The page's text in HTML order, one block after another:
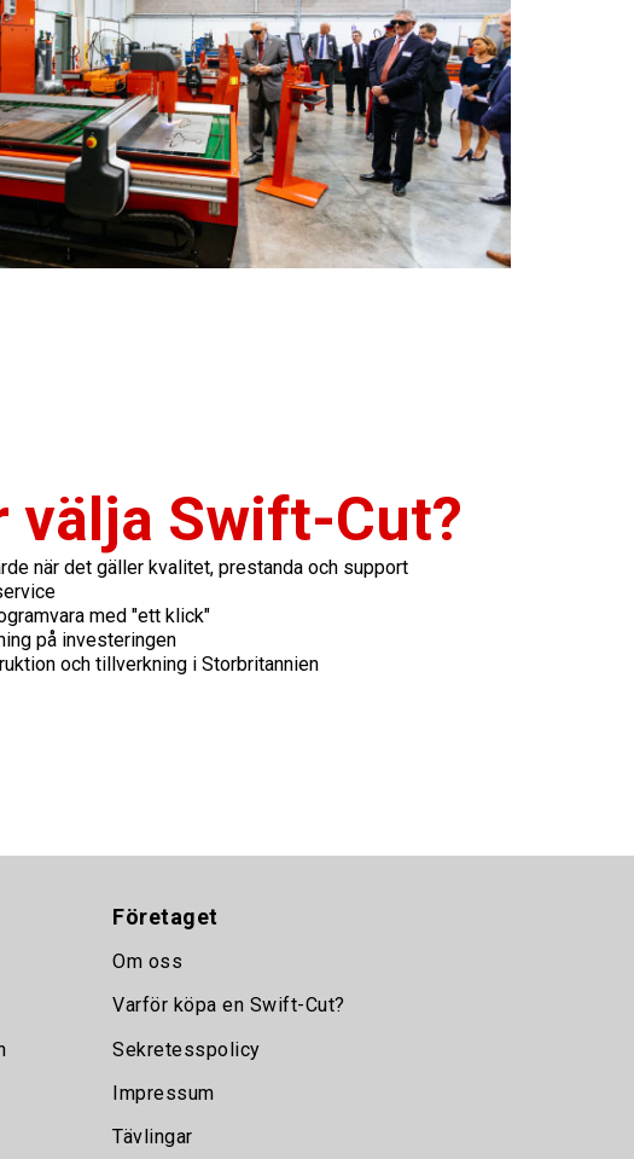
välja Swift-Cut?
när det gäller kvalitet, prestanda och support
med "ett klick"
på investeringen
och tillverkning i Storbritannien
Företaget
Om oss
Varför köpa en Swift-Cut?
Sekretesspolicy
Impressum
Tävlingar